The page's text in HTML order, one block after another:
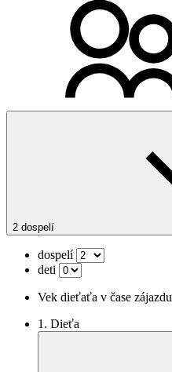
2 dospelí
dospelí
deti
Vek dieťaťa v čase zájazdu
1. Dieťa